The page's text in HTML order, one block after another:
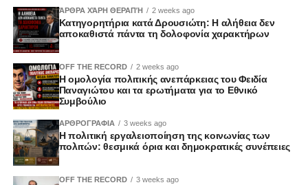
ΆΡΘΡΑ ΧΆΡΗ ΘΕΡΑΠΉ 2 weeks ago
Κατηγορητήρια κατά Δρουσιώτη: Η αλήθεια δεν
αποκαθιστά πάντα τη δολοφονία χαρακτήρων
OFF THE RECORD 2 weeks ago
Η ομολογία πολιτικής ανεπάρκειας του Φειδία
Παναγιώτου και τα ερωτήματα για το Εθνικό
Συμβούλιο
ΑΡΘΡΟΓΡΑΦΙΑ 3 weeks ago
Η πολιτική εργαλειοποίηση της κοινωνίας των
πολιτών: θεσμικά όρια και δημοκρατικές συνέπειες
OFF THE RECORD 3 weeks ago